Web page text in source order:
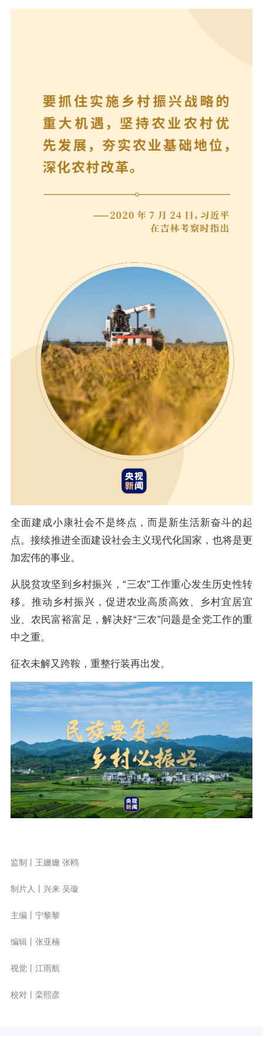
全面建成小康社会不是终点，而是新生活新奋斗的起
点。接续推进全面建设社会主义现代化国家，也将是更
加宏伟的事业。
从脱贫攻坚到乡村振兴，“三农”工作重心发生历史性转
移。推动乡村振兴，促进农业高质高效、乡村宜居宜
业、农民富裕富足，解决好“三农”问题是全党工作的重
中之重。
征衣未解又跨鞍，重整行装再出发。
监制丨王姗姗 张鸥
制片人丨兴来 吴璇
主编丨宁黎黎
编辑丨张亚楠
视觉丨江雨航
校对丨栾熙彦